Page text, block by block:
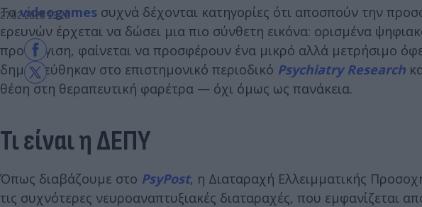
27.02.2026 13:20
Ταvideogames συχνά δέχονται κατηγορίες ότι αποσπούν την
ερευνών έρχεται να δώσει μια πιο σύνθετη εικόνα: ορισμένα
προσέγγιση, φαίνεται να προσφέρουν ένα μικρό αλλά μετρήσιμο
δημοσιεύθηκαν στο επιστημονικό περιοδικό Psychiatry Research
θέση στη θεραπευτική φαρέτρα — όχι όμως ως πανάκεια.
Τι είναι η ΔΕΠΥ
Όπως διαβάζουμε στο PsyPost, η Διαταραχή Ελλειμματικής
τις συχνότερες νευροαναπτυξιακές διαταραχές, που εμφανίζεται